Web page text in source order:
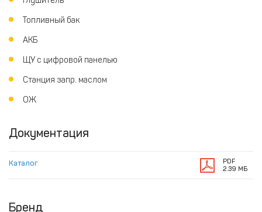
Топливный бак
АКБ
ЩУ с цифровой панелью
Станция запр. маслом
ОЖ
Документация
Каталог
PDF
2.39 МБ
Бренд